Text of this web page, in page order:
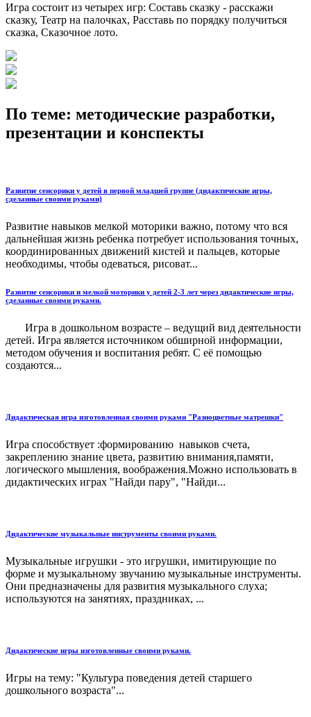
Игра состоит из четырех игр: Составь сказку - расскажи
сказку, Театр на палочках, Расставь по порядку получиться
сказка, Сказочное лото.
По теме: методические разработки,
презентации и конспекты
Развитие сенсорики у детей в первой младшей группе (дидактические игры,
сделанные своими руками)
Развитие навыков мелкой моторики важно, потому что вся
дальнейшая жизнь ребенка потребует использования точных,
координированных движений кистей и пальцев, которые
необходимы, чтобы одеваться, рисоват...
Развитие сенсорики и мелкой моторики у детей 2-3 лет через дидактические игры,
сделанные своими руками.
Игра в дошкольном возрасте – ведущий вид деятельности
детей. Игра является источником обширной информации,
методом обучения и воспитания ребят. С её помощью
создаются...
Дидактическая игра изготовленная своими руками "Разноцветные матрешки"
Игра способствует :формированию навыков счета,
закреплению знание цвета, развитию внимания,памяти,
логического мышления, воображения.Можно использовать в
дидактических играх "Найди пару", "Найди...
Дидактические музыкальные инструменты своими руками.
Музыкальные игрушки - это игрушки, имитирующие по
форме и музыкальному звучанию музыкальные инструменты.
Они предназначены для развития музыкального слуха;
используются на занятиях, праздниках, ...
Дидактические игры изготовленные своими руками.
Игры на тему: "Культура поведения детей старшего
дошкольного возраста"...